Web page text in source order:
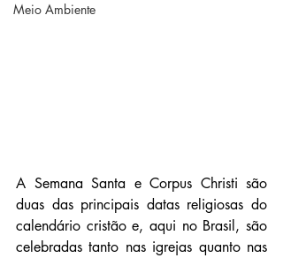
Meio Ambiente
A Semana Santa e Corpus Christi são
duas das principais datas religiosas do
calendário cristão e, aqui no Brasil, são
celebradas tanto nas igrejas quanto nas